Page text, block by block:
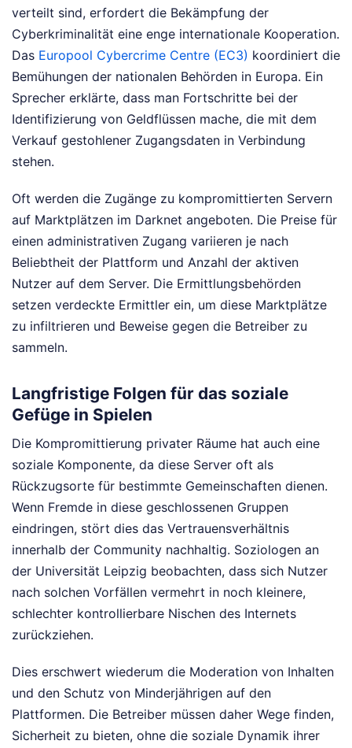
verteilt sind, erfordert die Bekämpfung der
Cyberkriminalität eine enge internationale Kooperation.
Das Europool Cybercrime Centre (EC3) koordiniert die
Bemühungen der nationalen Behörden in Europa. Ein
Sprecher erklärte, dass man Fortschritte bei der
Identifizierung von Geldflüssen mache, die mit dem
Verkauf gestohlener Zugangsdaten in Verbindung
stehen.
Oft werden die Zugänge zu kompromittierten Servern
auf Marktplätzen im Darknet angeboten. Die Preise für
einen administrativen Zugang variieren je nach
Beliebtheit der Plattform und Anzahl der aktiven
Nutzer auf dem Server. Die Ermittlungsbehörden
setzen verdeckte Ermittler ein, um diese Marktplätze
zu infiltrieren und Beweise gegen die Betreiber zu
sammeln.
Langfristige Folgen für das soziale
Gefüge in Spielen
Die Kompromittierung privater Räume hat auch eine
soziale Komponente, da diese Server oft als
Rückzugsorte für bestimmte Gemeinschaften dienen.
Wenn Fremde in diese geschlossenen Gruppen
eindringen, stört dies das Vertrauensverhältnis
innerhalb der Community nachhaltig. Soziologen an
der Universität Leipzig beobachten, dass sich Nutzer
nach solchen Vorfällen vermehrt in noch kleinere,
schlechter kontrollierbare Nischen des Internets
zurückziehen.
Dies erschwert wiederum die Moderation von Inhalten
und den Schutz von Minderjährigen auf den
Plattformen. Die Betreiber müssen daher Wege finden,
Sicherheit zu bieten, ohne die soziale Dynamik ihrer